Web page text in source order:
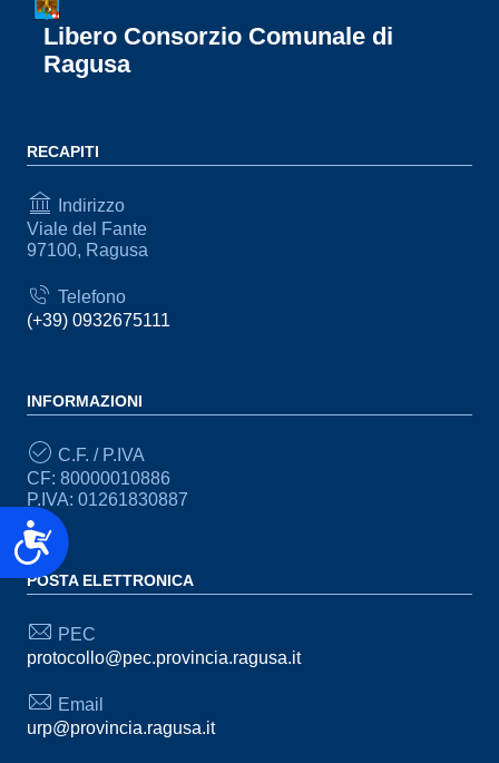
Accessibilità
Libero Consorzio Comunale di
Ragusa
RECAPITI
Indirizzo
Viale del Fante
97100, Ragusa
Telefono
(+39) 0932675111
INFORMAZIONI
C.F. / P.IVA
CF: 80000010886
P.IVA: 01261830887
POSTA ELETTRONICA
PEC
protocollo@pec.provincia.ragusa.it
Email
urp@provincia.ragusa.it